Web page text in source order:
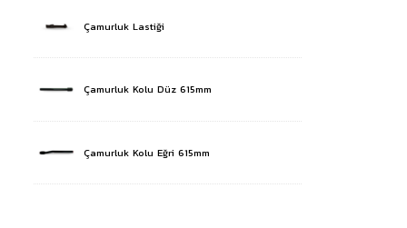
Çamurluk Lastiği
Çamurluk Kolu Düz 615mm
Çamurluk Kolu Eğri 615mm